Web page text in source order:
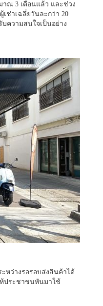
าณ 3 เดือนแล้ว และช่วง
ช่าเฉลี่ยวันละกว่า 20
ความสนใจเป็นอย่าง
หว่างรอรอบส่งสินค้าได้
ประชาชนหันมาใช้